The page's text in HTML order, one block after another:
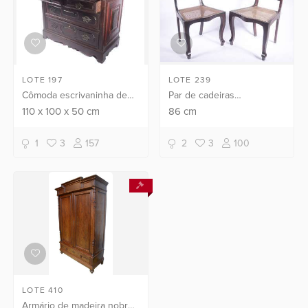
LOTE 197
Cômoda escrivaninha de
madeira nobre, tampo
escaninhos na parte
110x 100x 50cm
1 3 157
LOTE 239
Par de cadeiras
pernambucanas de
de palhinha. Partes com
86 cm
2 3 100
LOTE 410